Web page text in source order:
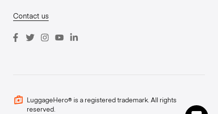
Contact us
LuggageHero® is a registered trademark. All rights
reserved.